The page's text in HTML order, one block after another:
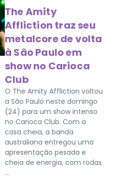
The Amity
Affliction traz seu
metalcore de volta
à São Paulo em
show no Carioca
Club
O The Amity Affliction voltou
a São Paulo neste domingo
(24) para um show intenso
no Carioca Club. Com a
casa cheia, a banda
australiana entregou uma
apresentação pesada e
cheia de energia, com rodas
...